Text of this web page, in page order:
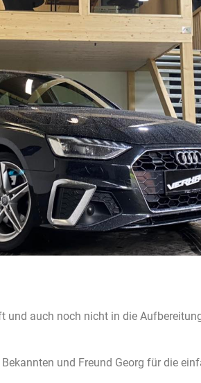
und auch noch nicht in die
und Freund Georg für die